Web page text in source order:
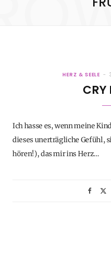
HERZ & SEELE
CRY
Ich hasse es, wenn meine
dieses unerträgliche Gefühl,
hören!), das mir ins Herz…